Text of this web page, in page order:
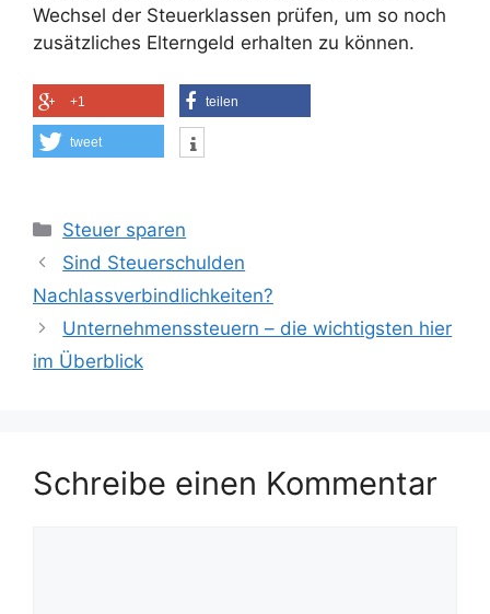
Wechsel der Steuerklassen prüfen, um so noch
zusätzliches Elterngeld erhalten zu können.
+1 teilen
tweet
Kategorien
Steuer sparen
Sind Steuerschulden
Nachlassverbindlichkeiten?
Unternehmenssteuern – die wichtigsten hier
im Überblick
Schreibe einen Kommentar